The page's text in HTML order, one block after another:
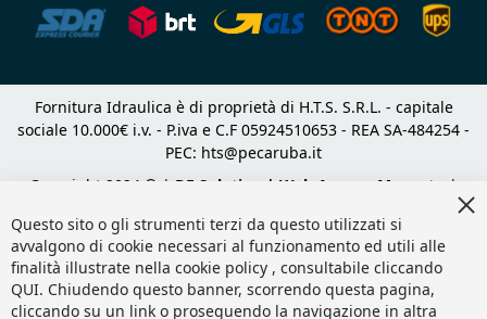
Fornitura Idraulica è di proprietà di H.T.S. S.R.L. - capitale
sociale 10.000€ i.v. - P.iva e C.F 05924510653 - REA SA-484254 -
PEC: hts@pecaruba.it
Copyright 2024 © | DF Solution | Web Agency Magento
|
Questo sito o gli strumenti terzi da questo utilizzati si
avvalgono di cookie necessari al funzionamento ed utili alle
finalità illustrate nella cookie policy , consultabile cliccando
QUI. Chiudendo questo banner, scorrendo questa pagina,
cliccando su un link o proseguendo la navigazione in altra